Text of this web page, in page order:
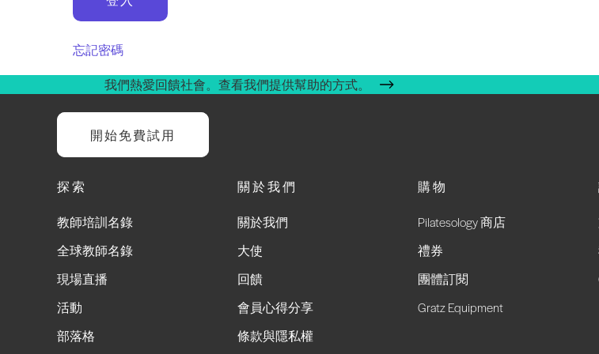
忘記密碼
我們熱愛回饋社會。查看我們提供幫助的方式。
開始免費試用
探索
教師培訓名錄
全球教師名錄
現場直播
活動
部落格
關於我們
關於我們
大使
回饋
會員心得分享
條款與隱私權
購物
Pilatesology 商店
禮券
團體訂閱
Gratz Equipment